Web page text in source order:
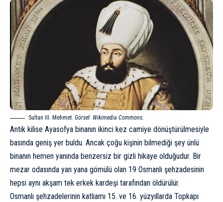
Sultan III. Mehmet. Görsel: Wikimedia Commons.
Antik kilise Ayasofya binanın ikinci kez camiye dönüştürülmesiyle
basında geniş yer buldu. Ancak çoğu kişinin bilmediği şey ünlü
binanın hemen yanında benzersiz bir gizli hikaye olduğudur. Bir
mezar odasında yan yana gömülü olan 19 Osmanlı şehzadesinin
hepsi aynı akşam tek erkek kardeşi tarafından öldürülür.
Osmanlı şehzadelerinin katliamı 15. ve 16. yüzyıllarda Topkapı